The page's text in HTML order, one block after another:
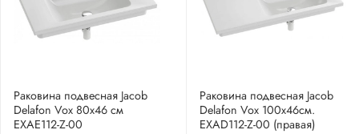
Раковина подвесная Jacob
Delafon Vox 80х46 см
EXAE112-Z-00
Раковина подвесная Jacob
Delafon Vox 100х46см.
EXAD112-Z-00 (правая)